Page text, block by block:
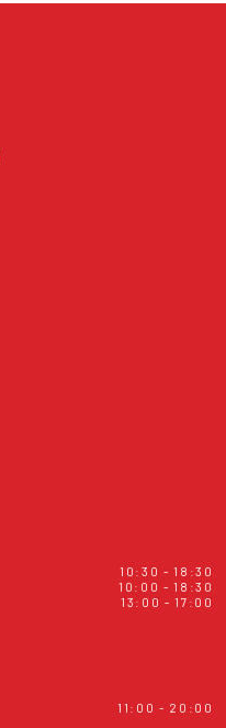
10:30 - 18:30
10:00 - 18:30
13:00 - 17:00
11:00 - 20:00